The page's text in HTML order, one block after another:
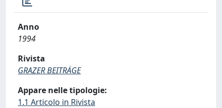
Anno
1994
Rivista
GRAZER BEITRÄGE
Appare nelle tipologie:
1.1 Articolo in Rivista